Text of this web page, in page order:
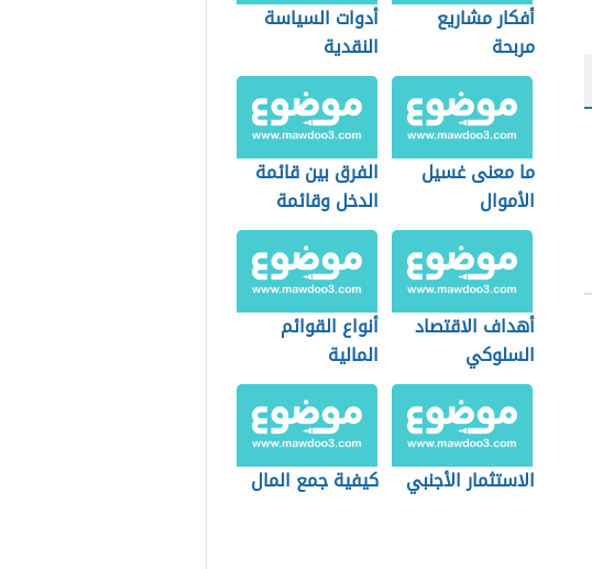
أفكار مشاريع
مربحة
أدوات السياسة
النقدية
ما معنى غسيل
الأموال
الفرق بين قائمة
الدخل وقائمة
المركز المالي
أهداف الاقتصاد
السلوكي
أنواع القوائم
المالية
الاستثمار الأجنبي كيفية جمع المال